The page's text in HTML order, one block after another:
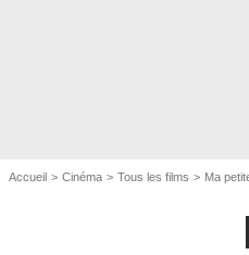
Accueil Cinéma Tous les films Ma